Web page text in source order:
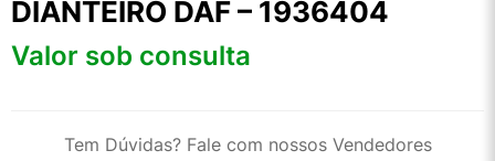
DIANTEIRO DAF – 1936404
Valor sob consulta
Tem Dúvidas? Fale com nossos Vendedores